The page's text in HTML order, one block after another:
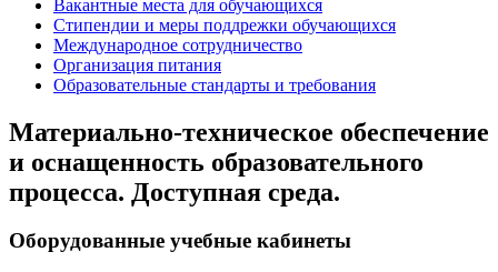
Вакантные места для обучающихся
Стипендии и меры поддрежки обучающихся
Международное сотрудничество
Организация питания
Образовательные стандарты и требования
Материально-техническое обеспечение
и оснащенность образовательного
процесса. Доступная среда.
Оборудованные учебные кабинеты